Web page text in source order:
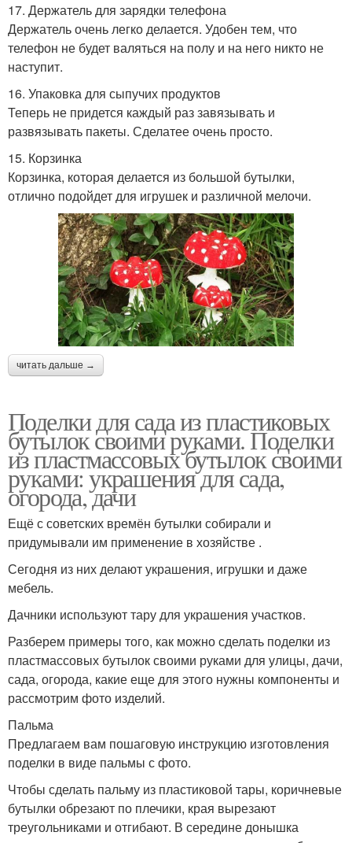
17. Держатель для зарядки телефона
Держатель очень легко делается. Удобен тем, что
телефон не будет валяться на полу и на него никто не
наступит.
16. Упаковка для сыпучих продуктов
Теперь не придется каждый раз завязывать и
развязывать пакеты. Сделатее очень просто.
15. Корзинка
Корзинка, которая делается из большой бутылки,
отлично подойдет для игрушек и различной мелочи.
читать дальше →
Поделки для сада из пластиковых
бутылок своими руками. Поделки
из пластмассовых бутылок своими
руками: украшения для сада,
огорода, дачи
Ещё с советских времён бутылки собирали и
придумывали им применение в хозяйстве .
Сегодня из них делают украшения, игрушки и даже
мебель.
Дачники используют тару для украшения участков.
Разберем примеры того, как можно сделать поделки из
пластмассовых бутылок своими руками для улицы, дачи,
сада, огорода, какие еще для этого нужны компоненты и
рассмотрим фото изделий.
Пальма
Предлагаем вам пошаговую инструкцию изготовления
поделки в виде пальмы с фото.
Чтобы сделать пальму из пластиковой тары, коричневые
бутылки обрезают по плечики, края вырезают
треугольниками и отгибают. В середине донышка